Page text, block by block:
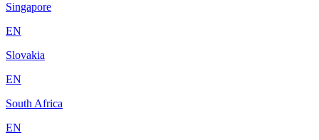
Singapore
EN
Slovakia
EN
South Africa
EN